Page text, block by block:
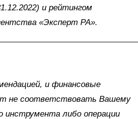
и рейтингом
«Эксперт РА».
и финансовые
не соответствовать Вашему
инструмента либо операции